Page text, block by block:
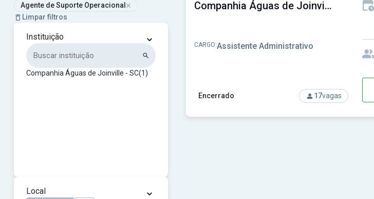
Agente de Suporte Operacional ×
Limpar filtros
Instituição ⌄
Companhia Águas de Joinville - SC(1)
Local ⌄
Encerrado 17vagas
Companhia Águas de Joinville - SC
CARGO:Assistente Administrativo